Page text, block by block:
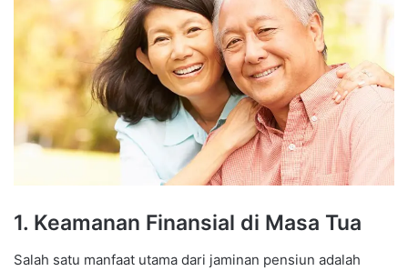
1. Keamanan Finansial di Masa Tua
Salah satu manfaat utama dari jaminan pensiun adalah